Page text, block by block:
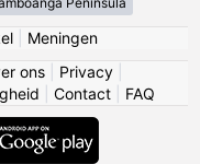
| Meningen
ons Privacy
Contact FAQ